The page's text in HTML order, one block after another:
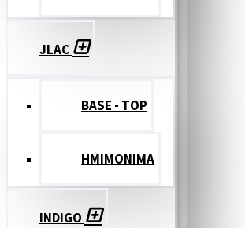
JLAC
BASE - TOP
ΗΜΙΜΟΝΙΜΑ
INDIGO